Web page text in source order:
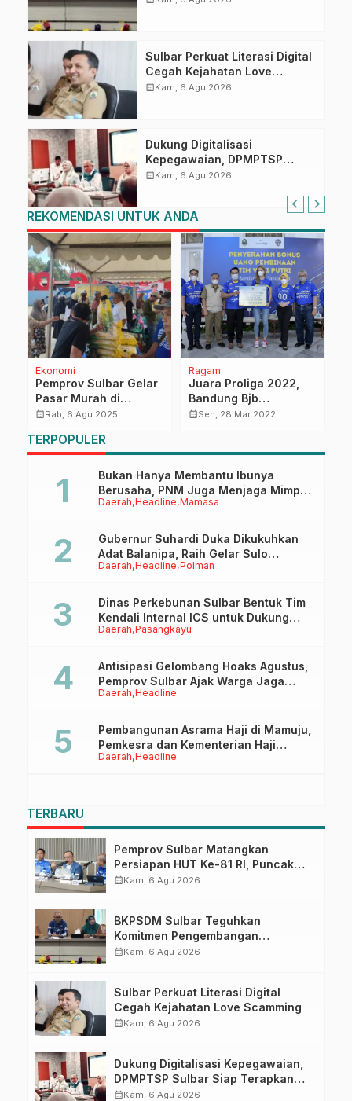
Sulbar Perkuat Literasi Digital
Cegah Kejahatan Love
Scamming
calendar_monthKam, 6 Agu 2026
Dukung Digitalisasi
Kepegawaian, DPMPTSP
Sulbar Siap Terapkan Aplikasi
calendar_monthKam, 6 Agu 2026
REKOMENDASI UNTUK ANDA
Ekonomi
Pemprov Sulbar Gelar
Pasar Murah di
Sekitaran Stadion
Pergerakan Harga
Beras Alami
calendar_monthRab, 6 Agu 2025
Ragam
Juara Proliga 2022,
Bandung Bjb
Tandamata Diguyur
Rp250 Juta
calendar_monthSen, 28 Mar 2022
TERPOPULER
Daerah Headline Mamasa
Bukan Hanya Membantu Ibunya
Berusaha, PNM Juga Menjaga Mimpi
Anaknya Untuk Menggapai Cita-Cita
Daerah Headline Polman
Gubernur Suhardi Duka Dikukuhkan
Adat Balanipa, Raih Gelar Sulo
Tappidena
Daerah Pasangkayu
Dinas Perkebunan Sulbar Bentuk Tim
Kendali Internal ICS untuk Dukung
Sertifikasi ISPO Pekebun di
Daerah Headline
Antisipasi Gelombang Hoaks Agustus,
Pemprov Sulbar Ajak Warga Jaga
Ruang Digital
Daerah Headline
Pembangunan Asrama Haji di Mamuju,
Pemkesra dan Kementerian Haji
Sulbar Tinjau Lokasi
TERBARU
Pemprov Sulbar Matangkan
Persiapan HUT Ke-81 RI, Puncak
Upacara di Lapangan Ahmad
calendar_monthKam, 6 Agu 2026
BKPSDM Sulbar Teguhkan
Komitmen Pengembangan
Kompetensi ASN melalui
calendar_monthKam, 6 Agu 2026
Sulbar Perkuat Literasi Digital
Cegah Kejahatan Love Scamming
calendar_monthKam, 6 Agu 2026
Dukung Digitalisasi Kepegawaian,
DPMPTSP Sulbar Siap Terapkan
Aplikasi FLEKSI ASN
calendar_monthKam, 6 Agu 2026